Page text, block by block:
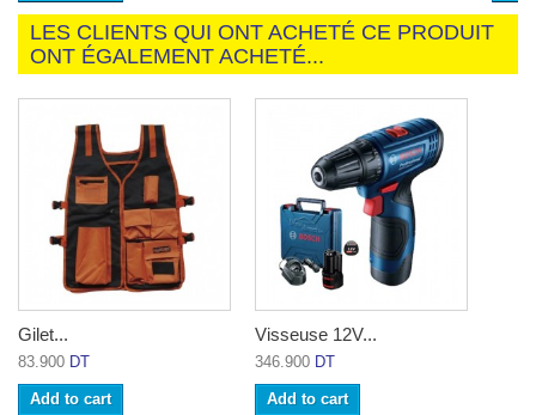
LES CLIENTS QUI ONT ACHETÉ CE PRODUIT
ONT ÉGALEMENT ACHETÉ...
Gilet...
83.900 DT
Add to cart
Visseuse 12V...
346.900 DT
Add to cart